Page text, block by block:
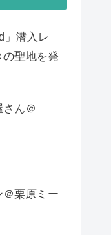
」潜入レ
の聖地を発
ん＠
栗原ミー